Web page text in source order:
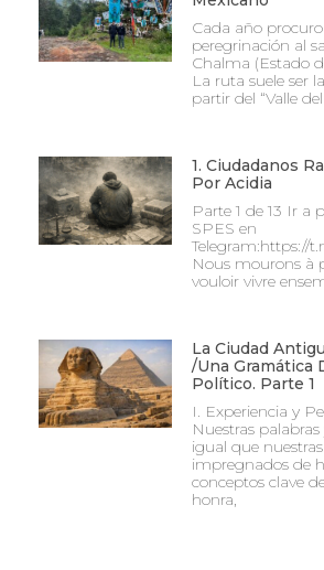
Cada año
peregrinación al
Chalma (Estado
La ruta suele ser
partir del “Valle del
1. Ciudadanos
Por Acidia
Parte 1 de 13 Ir a
SPES en
Telegram:https://
Nous mourons à
vouloir vivre
La Ciudad
/Una Gramática
Político. Parte 1
I. Experiencia y
Nuestras
igual que
impregnados de
conceptos clave
honra,